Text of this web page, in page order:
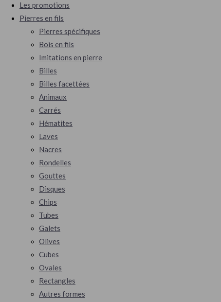
Les promotions
Pierres en fils
Pierres spécifiques
Bois en fils
Imitations en pierre
Billes
Billes facettées
Animaux
Carrés
Hématites
Laves
Nacres
Rondelles
Gouttes
Disques
Chips
Tubes
Galets
Olives
Cubes
Ovales
Rectangles
Autres formes